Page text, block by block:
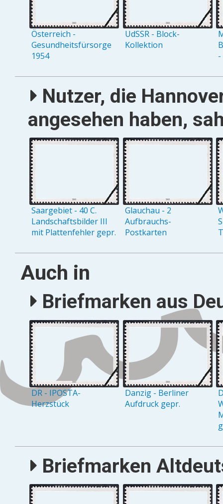
Österreich -
Gesundheitsfürsorge
1954
UdSSR - Block-
Kollektion
Nutzer, die
angesehen haben,
Saargebiet - 40 C.
Landschaftsbilder III
mit Plattenfehler gepr.
Glauchau - 2
Aufbrauchs-
Postkarten
Auch in
Briefmarken aus
DR - IPOSTA-
Herzstück
Danzig - Berliner
Aufdruck gepr.
Briefmarken